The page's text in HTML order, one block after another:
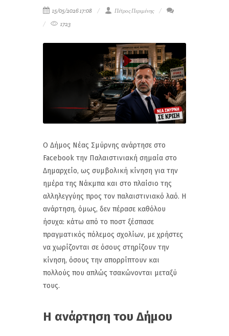
15/05/2026 17:08
Πέτρος Περιμένης
1723
Ο Δήμος Νέας Σμύρνης ανάρτησε στο
Facebook την Παλαιστινιακή σημαία στο
Δημαρχείο, ως συμβολική κίνηση για την
ημέρα της Νάκμπα και στο πλαίσιο της
αλληλεγγύης προς τον παλαιστινιακό λαό. Η
ανάρτηση, όμως, δεν πέρασε καθόλου
ήσυχα: κάτω από το ποστ ξέσπασε
πραγματικός πόλεμος σχολίων, με χρήστες
να χωρίζονται σε όσους στηρίζουν την
κίνηση, όσους την απορρίπτουν και
πολλούς που απλώς τσακώνονται μεταξύ
τους.
Η ανάρτηση του Δήμου